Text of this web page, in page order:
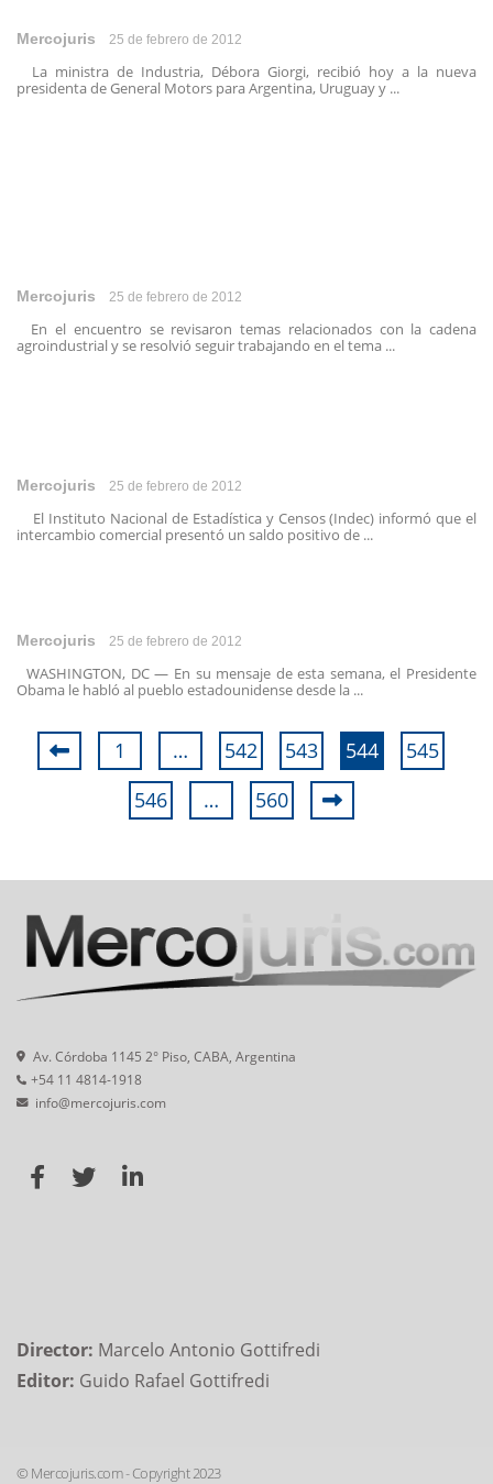
Mercojuris 25 de febrero de 2012
La ministra de Industria, Débora Giorgi, recibió hoy a la nueva
presidenta de General Motors para Argentina, Uruguay y ...
Mercojuris 25 de febrero de 2012
En el encuentro se revisaron temas relacionados con la cadena
agroindustrial y se resolvió seguir trabajando en el tema ...
Mercojuris 25 de febrero de 2012
El Instituto Nacional de Estadística y Censos (Indec) informó que el
intercambio comercial presentó un saldo positivo de ...
Mercojuris 25 de febrero de 2012
WASHINGTON, DC — En su mensaje de esta semana, el Presidente
Obama le habló al pueblo estadounidense desde la ...
1 … 542 543 544
545
546
… 560
Av. Córdoba 1145 2° Piso, CABA, Argentina
+54 11 4814-1918
info@mercojuris.com
Director: Marcelo Antonio Gottifredi
Editor: Guido Rafael Gottifredi
© Mercojuris.com - Copyright 2023